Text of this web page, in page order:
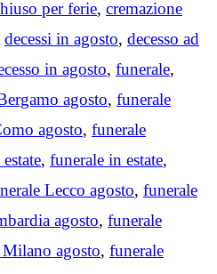
per ferie, cremazione
decessi in agosto, decesso ad
in agosto, funerale,
agosto, funerale
agosto, funerale
, funerale in estate,
Lecco agosto, funerale
agosto, funerale
agosto, funerale